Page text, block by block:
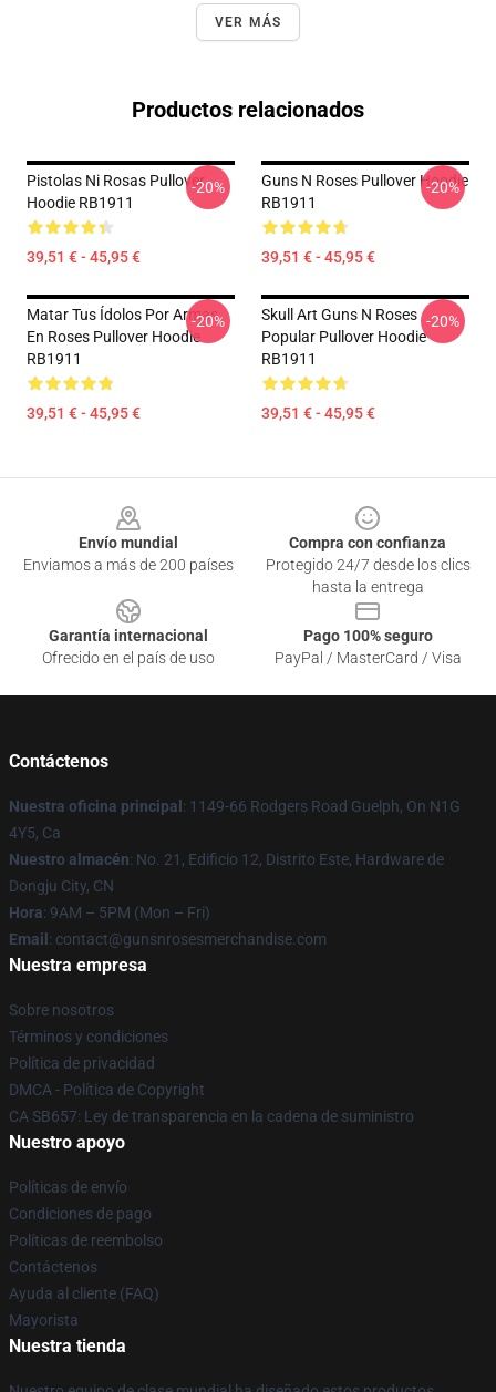
VER MÁS
Productos relacionados
Pistolas Ni Rosas Pullover
Hoodie RB1911
39,51 € - 45,95 €
-20%
Guns N Roses Pullover Hoodie
RB1911
39,51 € - 45,95 €
-20%
Matar Tus Ídolos Por Armas
En Roses Pullover Hoodie
RB1911
39,51 € - 45,95 €
-20%
Skull Art Guns N Roses
Popular Pullover Hoodie
RB1911
39,51 € - 45,95 €
-20%
Envío mundial
Enviamos a más de 200 países
Compra con confianza
Protegido 24/7 desde los clics
hasta la entrega
Garantía internacional
Ofrecido en el país de uso
Pago 100% seguro
PayPal / MasterCard / Visa
Contáctenos
Nuestra oficina principal : 1149-66 Rodgers Road Guelph, On N1G
4Y5, Ca
Nuestro almacén: No. 21, Edificio 12, Distrito Este, Hardware de
Dongju City, CN
Hora: 9AM – 5PM (Mon – Fri)
Email : contact@gunsnrosesmerchandise.com
Nuestra empresa
Sobre nosotros
Términos y condiciones
Política de privacidad
DMCA - Política de Copyright
CA SB657: Ley de transparencia en la cadena de suministro
Nuestro apoyo
Políticas de envío
Condiciones de pago
Políticas de reembolso
Contáctenos
Ayuda al cliente (FAQ)
Mayorista
Nuestra tienda